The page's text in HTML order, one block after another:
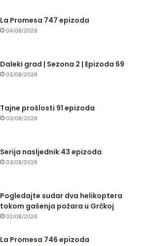
La Promesa 747 epizoda
04/08/2026
Daleki grad | Sezona 2 | Epizoda 69
03/08/2026
Tajne prošlosti 91 epizoda
03/08/2026
Serija nasljednik 43 epizoda
03/08/2026
Pogledajte sudar dva helikoptera
tokom gašenja požara u Grčkoj
02/08/2026
La Promesa 746 epizoda